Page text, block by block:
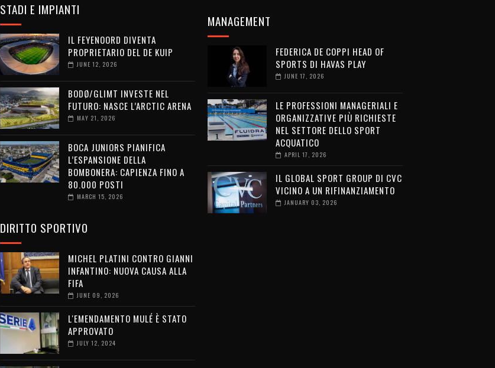
STADI E IMPIANTI
IL FEYENOORD DIVENTA
PROPRIETARIO DEL DE KUIP
JUNE 12, 2026
BODØ/GLIMT INVESTE NEL
FUTURO: NASCE L’ARCTIC ARENA
MAY 21, 2026
BOCA JUNIORS PIANIFICA
L’ESPANSIONE DELLA
BOMBONERA: CAPIENZA FINO A
80.000 POSTI
MARCH 15, 2026
DIRITTO SPORTIVO
MICHEL PLATINI CONTRO GIANNI
INFANTINO: NUOVA CAUSA ALLA
FIFA
JUNE 09, 2026
L'EMENDAMENTO MULÉ È STATO
APPROVATO
JULY 12, 2024
MANAGEMENT
FEDERICA DE COPPI HEAD OF
SPORTS DI HAVAS PLAY
JUNE 17, 2026
LE PROFESSIONI MANAGERIALI E
ORGANIZZATIVE PIÙ RICHIESTE
NEL SETTORE DELLO SPORT
ACQUATICO
APRIL 17, 2026
IL GLOBAL SPORT GROUP DI CVC
VICINO A UN RIFINANZIAMENTO
JANUARY 03, 2026